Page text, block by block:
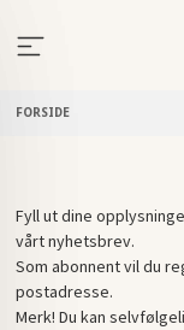
innholdet
FORSIDE
Fyll ut dine
vårt nyhetsbrev.
Som abonnent vil du
postadresse.
Merk! Du kan